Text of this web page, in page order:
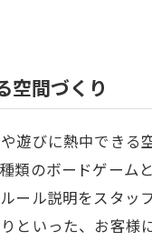
空間づくり
遊びに熱中できる
類のボードゲーム
ール説明をスタッ
といった、お客様